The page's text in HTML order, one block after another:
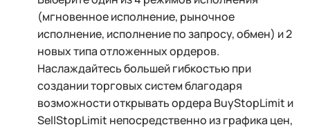
(мгновенное исполнение, рыночное
исполнение, исполнение по запросу, обмен) и 2
новых типа отложенных ордеров.
Наслаждайтесь большей гибкостью при
создании торговых систем благодаря
возможности открывать ордера BuyStopLimit и
SellStopLimit непосредственно из графика цен,